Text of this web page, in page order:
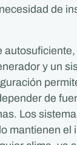
de
y un
de
Los
mantienen el